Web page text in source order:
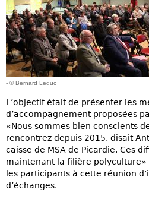
- © Bernard Leduc
L’objectif était de présenter les
d’accompagnement proposées
«Nous sommes bien conscients
rencontrez depuis 2015, disait
caisse de MSA de Picardie. Ces
maintenant la filière
les participants à cette réunion
d’échanges.